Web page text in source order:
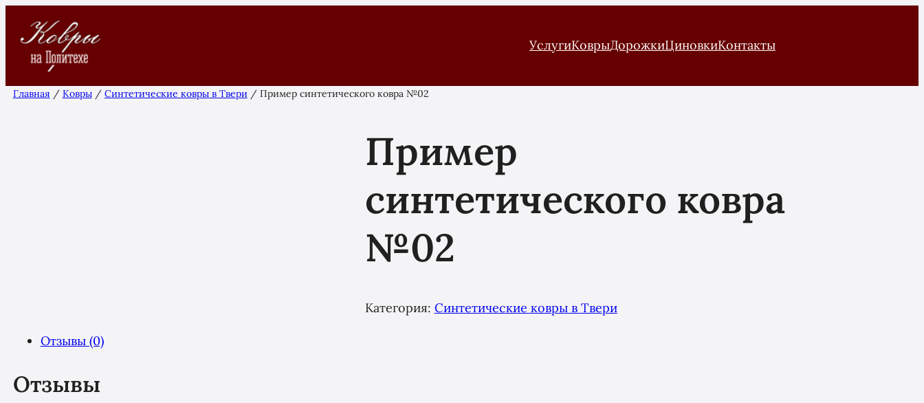
содержимому
УслугиКоврыДорожкиЦиновкиКонтакты
Главная / Ковры/ Синтетические ковры в Твери / Пример синтетического ковра №02
Пример
синтетического ковра
№02
Категория: Синтетические ковры в Твери
Отзывы (0)
Отзывы